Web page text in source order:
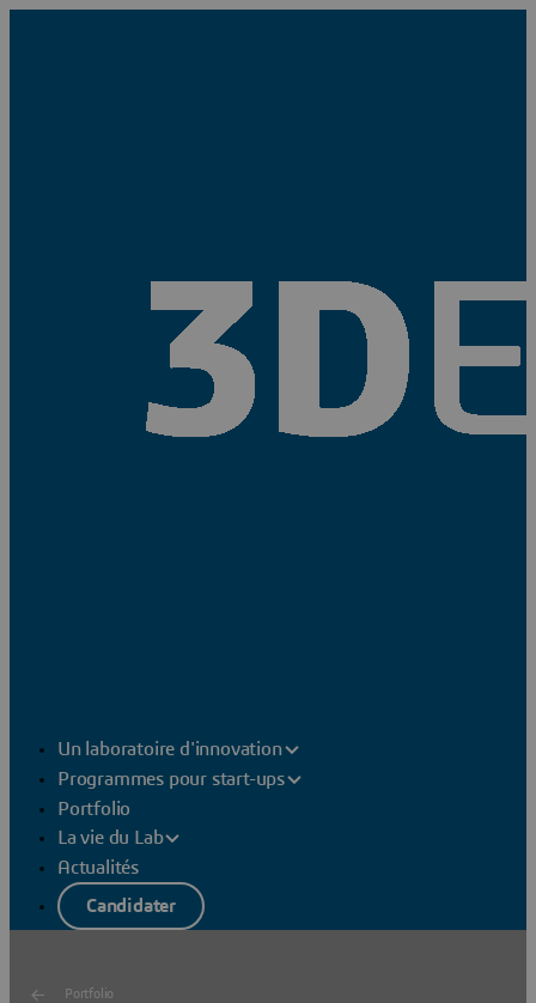
Un laboratoire d'innovation
Programmes pour start-ups
Portfolio
La vie du Lab
Actualités
Candidater
Portfolio